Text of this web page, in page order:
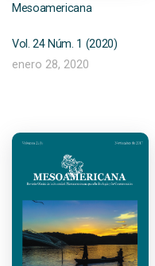
Mesoamericana
Vol. 24 Núm. 1 (2020)
enero 28, 2020